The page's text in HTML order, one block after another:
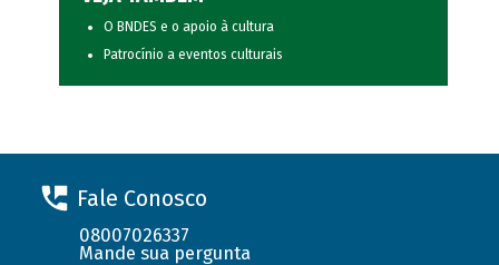
O BNDES e o apoio à cultura
Patrocínio a eventos culturais
Fale Conosco
08007026337
Mande sua pergunta